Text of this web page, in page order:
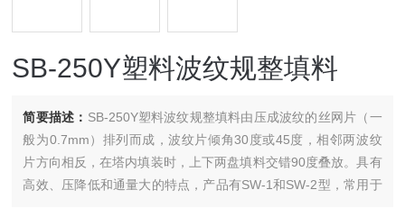
SB-250Y塑料波纹规整填料
简要描述： SB-250Y塑料波纹规整填料由压成波纹的丝网片（一
般为0.7mm）排列而成，波纹片倾角30度或45度，相邻两波纹
片方向相反，在塔内填装时，上下两盘填料交错90度叠放。具有
高效、压降低和通量大的特点，产品有SW-1和SW-2型，常用于